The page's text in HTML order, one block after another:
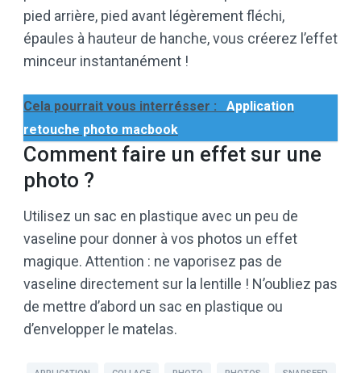
pied arrière, pied avant légèrement fléchi,
épaules à hauteur de hanche, vous créerez l’effet
minceur instantanément !
Cela pourrait vous interrésser :
Application
retouche photo macbook
Comment faire un effet sur une
photo ?
Utilisez un sac en plastique avec un peu de
vaseline pour donner à vos photos un effet
magique. Attention : ne vaporisez pas de
vaseline directement sur la lentille ! N’oubliez pas
de mettre d’abord un sac en plastique ou
d’envelopper le matelas.